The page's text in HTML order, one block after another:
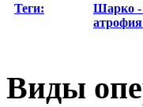
Теги: Шарко -
Виды